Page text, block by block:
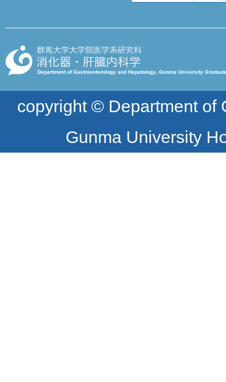
copyright © Department of
Gunma University